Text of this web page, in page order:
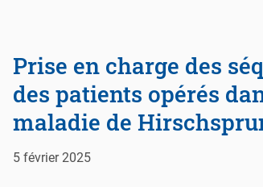
Prise en charge des séquelles fonctionnelles
des patients opérés
maladie de
5 février 2025